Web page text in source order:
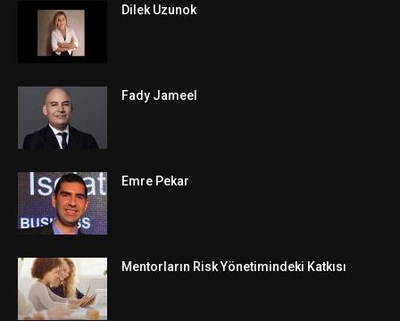
Dilek Uzunok
Fady Jameel
Emre Pekar
Mentorların Risk Yönetimindeki Katkısı